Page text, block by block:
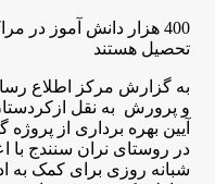
400 هزار دانش آموز در
تحصیل هستند
به گزارش مرکز اطلاع
و پرورش به نقل
در روستای نران سنندج با
شبانه روزی برای کمک به